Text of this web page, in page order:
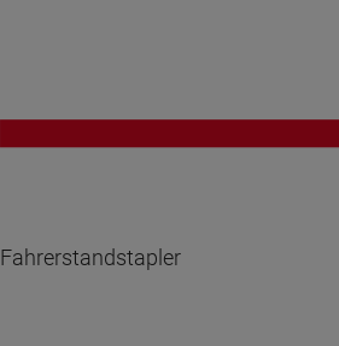
Fahrerstandstapler